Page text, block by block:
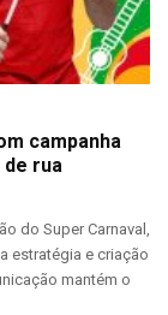
campanha
rua
do Super Carnaval,
estratégia e criação
mantém o